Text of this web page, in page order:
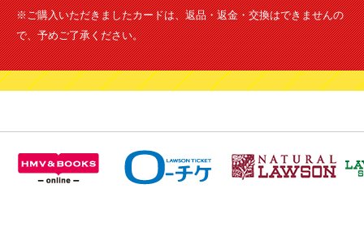
※ご購入いただきましたカードは、返品・返金・交換はできませんの
で、予めご了承ください。